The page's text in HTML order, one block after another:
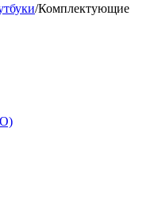
/Комплектующие